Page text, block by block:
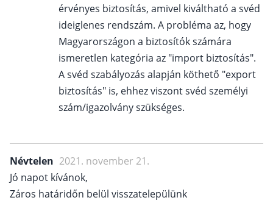
érvényes biztosítás, amivel kiváltható a svéd
ideiglenes rendszám. A probléma az, hogy
Magyarországon a biztosítók számára
ismeretlen kategória az "import biztosítás".
A svéd szabályozás alapján köthető "export
biztosítás" is, ehhez viszont svéd személyi
szám/igazolvány szükséges.
Névtelen 2021. november 21.
Jó napot kívánok,
Záros határidőn belül visszatelepülünk